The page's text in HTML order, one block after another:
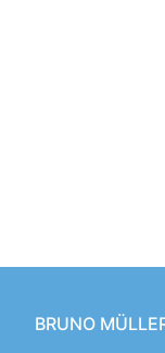
BRUNO